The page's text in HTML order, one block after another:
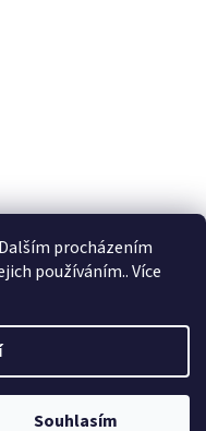
procházením
používáním.. Více
Souhlasím
práva vyhrazena.